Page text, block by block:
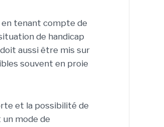
tenant compte de
de handicap
aussi être mis sur
souvent en proie
et la possibilité de
mode de